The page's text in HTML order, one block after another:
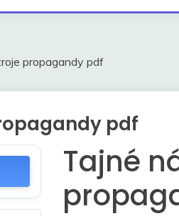
propagandy pdf
pdf
Tajné